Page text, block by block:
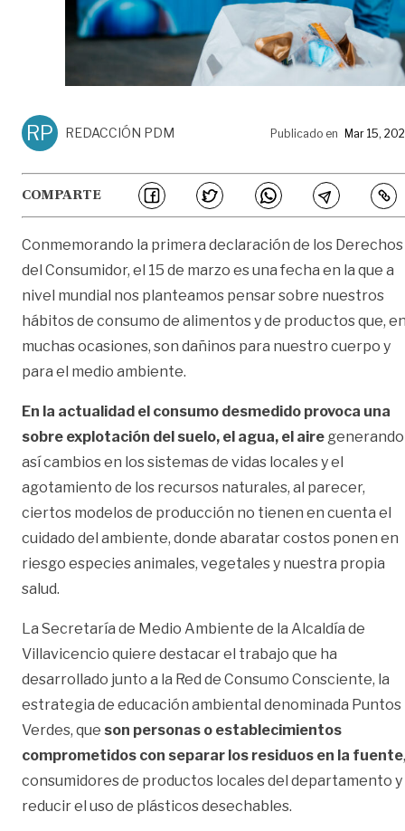
RP REDACCIÓN PDM Publicado en Mar 15,
COMPARTE
Conmemorando la primera declaración de los Derechos
del Consumidor, el 15 de marzo es una fecha en la que a
nivel mundial nos planteamos pensar sobre nuestros
hábitos de consumo de alimentos y de productos que,
muchas ocasiones, son dañinos para nuestro cuerpo y
para el medio ambiente.
En la actualidad el consumo desmedido provoca una
sobre explotación del suelo, el agua, el aire generando
así cambios en los sistemas de vidas locales y el
agotamiento de los recursos naturales, al parecer,
ciertos modelos de producción no tienen en cuenta el
cuidado del ambiente, donde abaratar costos ponen en
riesgo especies animales, vegetales y nuestra propia
salud.
La Secretaría de Medio Ambiente de la Alcaldía de
Villavicencio quiere destacar el trabajo que ha
desarrollado junto a la Red de Consumo Consciente, la
estrategia de educación ambiental denominada Puntos
Verdes, que son personas o establecimientos
comprometidos con separar los residuos en la fuente,
consumidores de productos locales del departamento y
reducir el uso de plásticos desechables.